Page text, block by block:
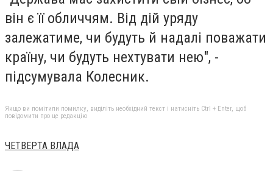
він є її обличчям. Від дій уряду
залежатиме, чи будуть й надалі поважати
країну, чи будуть нехтувати нею", -
підсумувала Колесник.
Якщо ви помітили помилку, виділіть необхідний текст і натисніть Ctrl + Enter, щоб
повідомити про це редакцію
ЧЕТВЕРТА ВЛАДА